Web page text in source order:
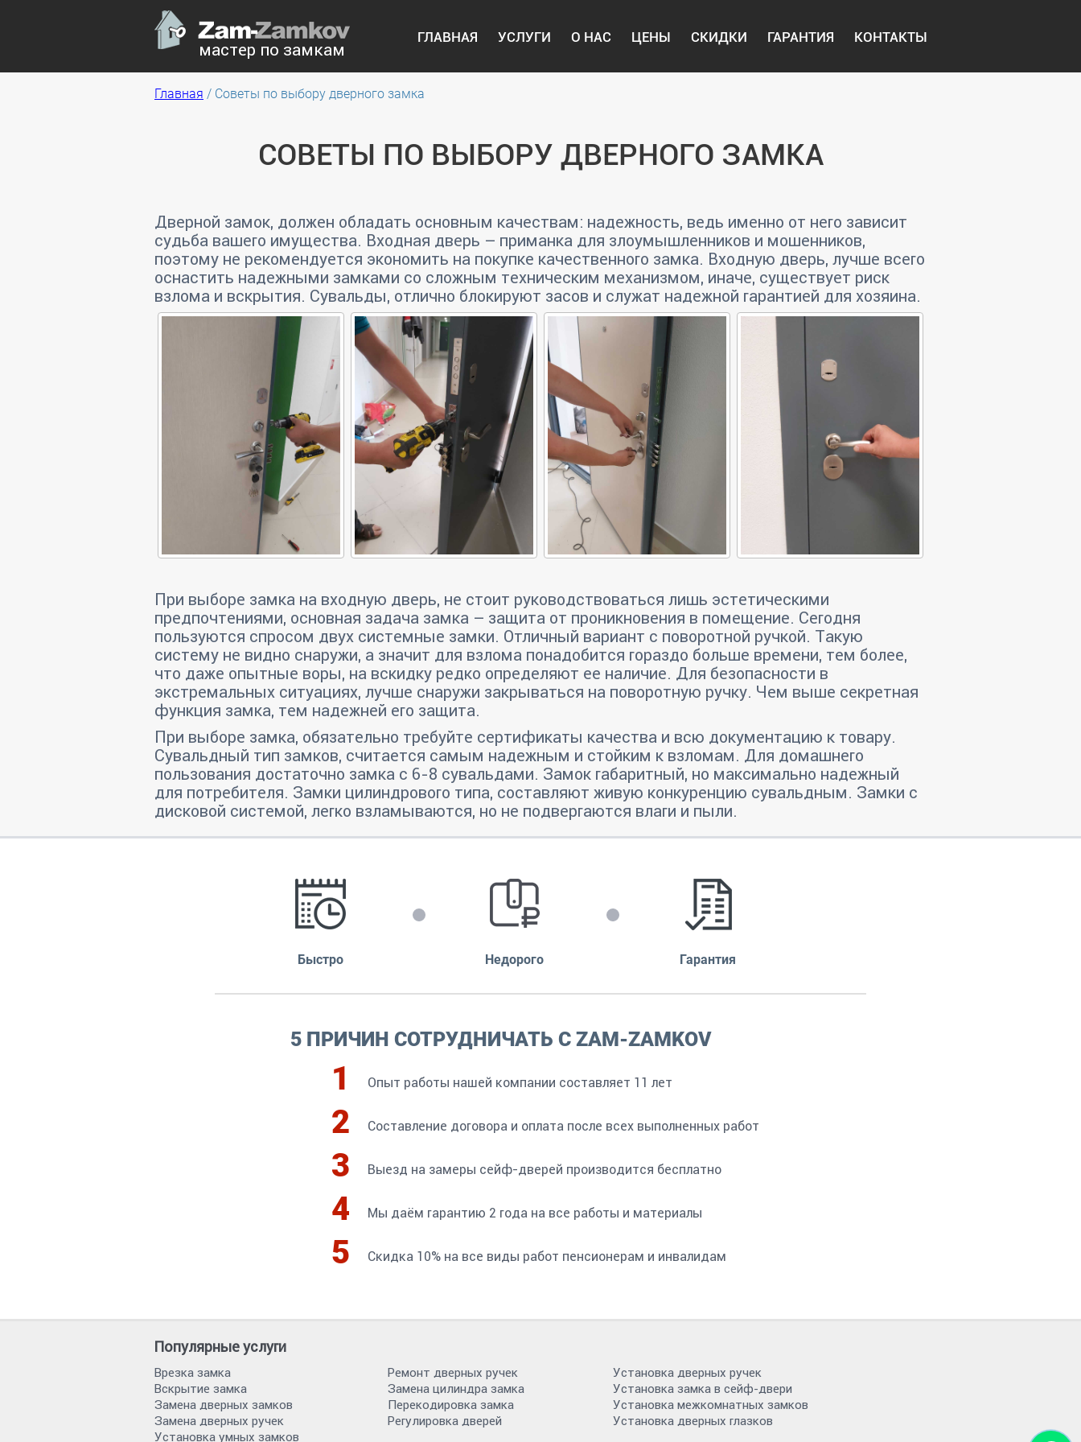
мастер по замкам
КОНТАКТЫ
ГАРАНТИЯ
СКИДКИ
ЦЕНЫ
О НАС
УСЛУГИ
ГЛАВНАЯ
Главная / Советы по выбору дверного замка
СОВЕТЫ ПО ВЫБОРУ ДВЕРНОГО ЗАМКА
Дверной замок, должен обладать основным качествам: надежность, ведь именно от него зависит
судьба вашего имущества. Входная дверь – приманка для злоумышленников и мошенников,
поэтому не рекомендуется экономить на покупке качественного замка. Входную дверь, лучше всего
оснастить надежными замками со сложным техническим механизмом, иначе, существует риск
взлома и вскрытия. Сувальды, отлично блокируют засов и служат надежной гарантией для хозяина.
При выборе замка на входную дверь, не стоит руководствоваться лишь эстетическими
предпочтениями, основная задача замка – защита от проникновения в помещение. Сегодня
пользуются спросом двух системные замки. Отличный вариант с поворотной ручкой. Такую
систему не видно снаружи, а значит для взлома понадобится гораздо больше времени, тем более,
что даже опытные воры, на вскидку редко определяют ее наличие. Для безопасности в
экстремальных ситуациях, лучше снаружи закрываться на поворотную ручку. Чем выше секретная
функция замка, тем надежней его защита.
При выборе замка, обязательно требуйте сертификаты качества и всю документацию к товару.
Сувальдный тип замков, считается самым надежным и стойким к взломам. Для домашнего
пользования достаточно замка с 6-8 сувальдами. Замок габаритный, но максимально надежный
для потребителя. Замки цилиндрового типа, составляют живую конкуренцию сувальдным. Замки с
дисковой системой, легко взламываются, но не подвергаются влаги и пыли.
Быстро Недорого Гарантия
5 ПРИЧИН СОТРУДНИЧАТЬ С ZAM-ZAMKOV
Опыт работы нашей компании составляет 11 лет
Составление договора и оплата после всех выполненных работ
Выезд на замеры сейф-дверей производится бесплатно
Мы даём гарантию 2 года на все работы и материалы
Скидка 10% на все виды работ пенсионерам и инвалидам
Популярные услуги
Врезка замка
Вскрытие замка
Замена дверных замков
Замена дверных ручек
Установка умных замков
Ремонт дверных ручек
Замена цилиндра замка
Перекодировка замка
Регулировка дверей
Установка дверных ручек
Установка замка в сейф-двери
Установка межкомнатных замков
Установка дверных глазков